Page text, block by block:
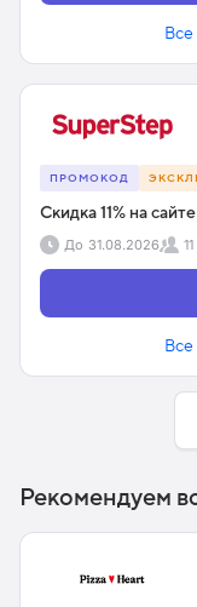
ПРОМОКОД
Скидка 11% на
До 31.08.2026
Рекомендуем